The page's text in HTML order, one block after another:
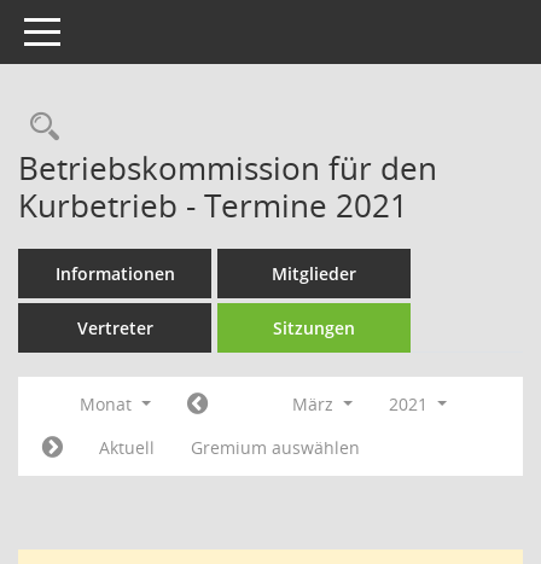
Toggle navigation
Rechercheauswahl
Betriebskommission für den
Kurbetrieb - Termine 2021
Informationen Mitglieder
Vertreter Sitzungen
Monat März
2021
Aktuell
Gremium auswählen